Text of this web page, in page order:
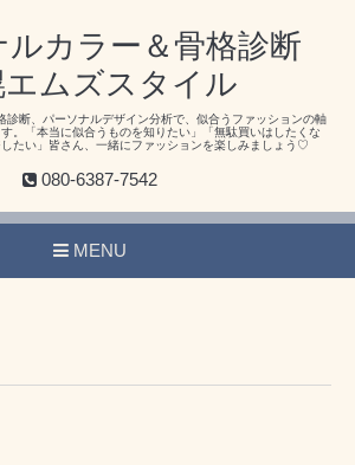
カラー＆骨格診断
ムズスタイル
診断、パーソナルデザイン分析で、似合うファッションの軸
。「本当に似合うものを知りたい」「無駄買いはしたくな
たい」皆さん、一緒にファッションを楽しみましょう♡
080-6387-7542
MENU